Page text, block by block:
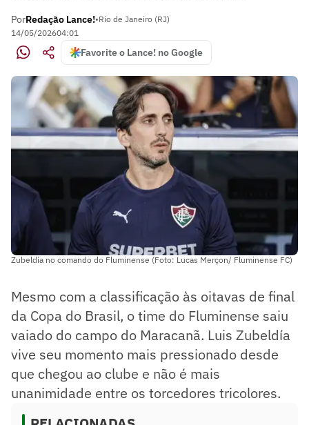
PorRedação Lance!•Rio de Janeiro (RJ)
14/05/202604:01
Favorite o Lance! no Google
Zubeldía no comando do Fluminense (Foto: Lucas Merçon/ Fluminense FC)
Mesmo com a classificação às oitavas de final
da Copa do Brasil, o time do Fluminense saiu
vaiado do campo do Maracanã. Luis Zubeldía
vive seu momento mais pressionado desde
que chegou ao clube e não é mais
unanimidade entre os torcedores tricolores.